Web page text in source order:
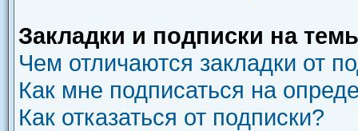
Закладки и подписки на
Чем отличаются закладки от
Как мне подписаться на
Как отказаться от подписки?